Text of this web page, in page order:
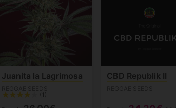
Juanita la Lagrimosa
(1)
CBD Republik II